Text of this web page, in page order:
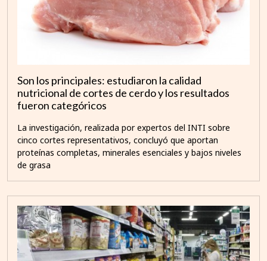
Son los principales: estudiaron la calidad
nutricional de cortes de cerdo y los resultados
fueron categóricos
La investigación, realizada por expertos del INTI sobre
cinco cortes representativos, concluyó que aportan
proteínas completas, minerales esenciales y bajos niveles
de grasa